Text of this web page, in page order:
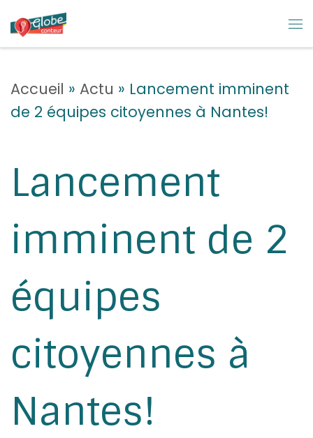
Skip to content
Accueil » Actu » Lancement imminent
de 2 équipes citoyennes à Nantes!
Lancement
imminent de 2
équipes
citoyennes à
Nantes!